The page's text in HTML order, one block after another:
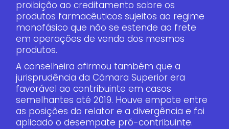
proibição ao creditamento sobre os
produtos farmacêuticos sujeitos ao regime
monofásico que não se estende ao frete
em operações de venda dos mesmos
produtos.
A conselheira afirmou também que a
jurisprudência da Câmara Superior era
favorável ao contribuinte em casos
semelhantes até 2019. Houve empate entre
as posições do relator e a divergência e foi
aplicado o desempate pró-contribuinte.